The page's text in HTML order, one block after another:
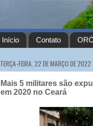
Início Contato
TERÇA-FEIRA, 22 DE MARÇO DE 2022
Mais 5 militares são
em 2020 no Ceará